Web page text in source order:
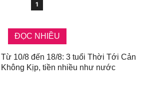
1
ĐỌC NHIỀU
Từ 10/8 đến 18/8: 3 tuổi Thời Tới Cản
Không Kịp, tiền nhiều như nước